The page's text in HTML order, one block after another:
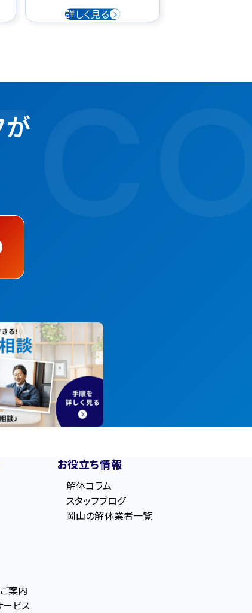
詳しく見る
案内
ビス
お役立ち情報
解体コラム
スタッフブログ
岡山の解体業者一覧